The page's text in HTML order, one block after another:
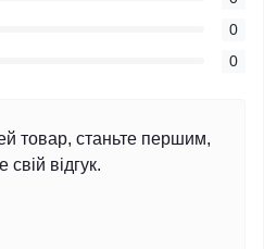
0
0
товар, станьте першим,
свій відгук.